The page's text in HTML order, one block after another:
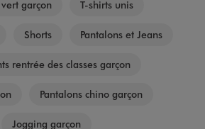
garçon T-shirts unis
Shorts Pantalons et Jeans
rentrée des classes garçon
Pantalons chino garçon
Jogging garçon